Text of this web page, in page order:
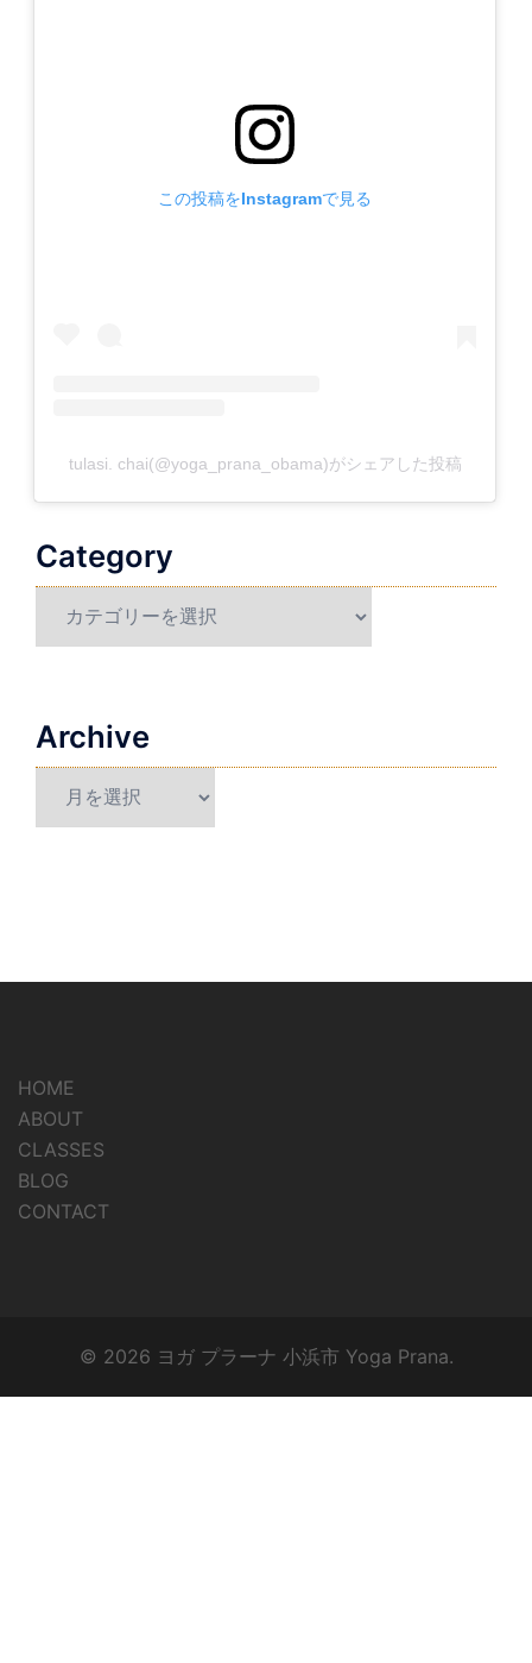
この投稿をInstagramで見る
tulasi. chai(@yoga_prana_obama)がシェアした投稿
Category
Archive
Archive
HOME
ABOUT
CLASSES
BLOG
CONTACT
© 2026 ヨガ プラーナ 小浜市 Yoga Prana.